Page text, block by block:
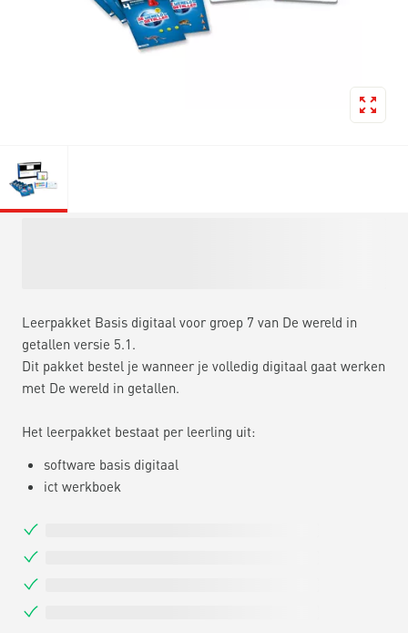
Leerpakket Basis digitaal voor groep 7 van De wereld in
getallen versie 5.1.
Dit pakket bestel je wanneer je volledig digitaal gaat werken
met De wereld in getallen.
Het leerpakket bestaat per leerling uit:
software basis digitaal
ict werkboek